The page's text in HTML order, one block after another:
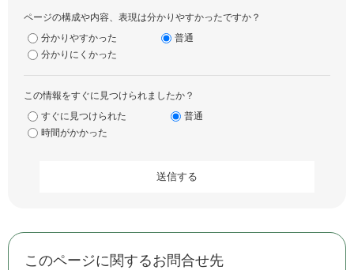
ページの構成や内容、表現は分かりやすかったですか？
分かりやすかった
普通
分かりにくかった
この情報をすぐに見つけられましたか？
すぐに見つけられた
普通
時間がかかった
このページに関するお問合せ先